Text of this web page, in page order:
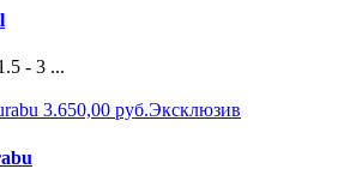
- 3 ...
3.650,00 руб.Эксклюзив